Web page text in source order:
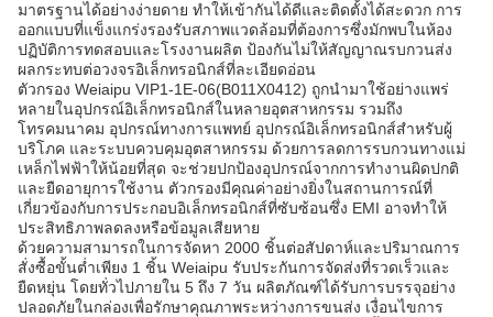
มาตรฐานได้อย่างง่ายดาย ทำให้เข้ากันได้ดีและติดตั้งได้สะดวก การ
ออกแบบที่แข็งแกร่งรองรับสภาพแวดล้อมที่ต้องการซึ่งมักพบในห้อง
ปฏิบัติการทดสอบและโรงงานผลิต ป้องกันไม่ให้สัญญาณรบกวนส่ง
ผลกระทบต่อวงจรอิเล็กทรอนิกส์ที่ละเอียดอ่อน
ตัวกรอง Weiaipu VIP1-1E-06(B011X0412) ถูกนำมาใช้อย่างแพร่
หลายในอุปกรณ์อิเล็กทรอนิกส์ในหลายอุตสาหกรรม รวมถึง
โทรคมนาคม อุปกรณ์ทางการแพทย์ อุปกรณ์อิเล็กทรอนิกส์สำหรับผู้
บริโภค และระบบควบคุมอุตสาหกรรม ด้วยการลดการรบกวนทางแม่
เหล็กไฟฟ้าให้น้อยที่สุด จะช่วยปกป้องอุปกรณ์จากการทำงานผิดปกติ
และยืดอายุการใช้งาน ตัวกรองมีคุณค่าอย่างยิ่งในสถานการณ์ที่
เกี่ยวข้องกับการประกอบอิเล็กทรอนิกส์ที่ซับซ้อนซึ่ง EMI อาจทำให้
ประสิทธิภาพลดลงหรือข้อมูลเสียหาย
ด้วยความสามารถในการจัดหา 2000 ชิ้นต่อสัปดาห์และปริมาณการ
สั่งซื้อขั้นต่ำเพียง 1 ชิ้น Weiaipu รับประกันการจัดส่งที่รวดเร็วและ
ยืดหยุ่น โดยทั่วไปภายใน 5 ถึง 7 วัน ผลิตภัณฑ์ได้รับการบรรจุอย่าง
ปลอดภัยในกล่องเพื่อรักษาคุณภาพระหว่างการขนส่ง เงื่อนไขการ